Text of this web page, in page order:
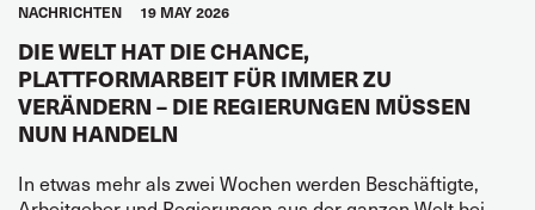
NACHRICHTEN 19 MAY 2026
DIE WELT HAT DIE CHANCE,
PLATTFORMARBEIT FÜR IMMER ZU
VERÄNDERN – DIE REGIERUNGEN MÜSSEN
NUN HANDELN
In etwas mehr als zwei Wochen werden Beschäftigte,